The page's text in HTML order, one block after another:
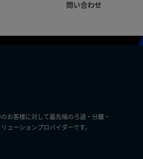
問い合わせ
お客様に対して最先端のろ過・分離・
ューションプロバイダーです。